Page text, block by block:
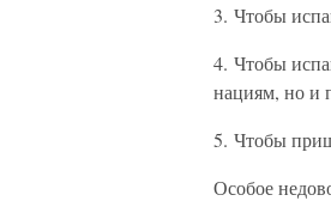
3. Чтобы
4. Чтобы
нациям, но и
5. Чтобы
Особое